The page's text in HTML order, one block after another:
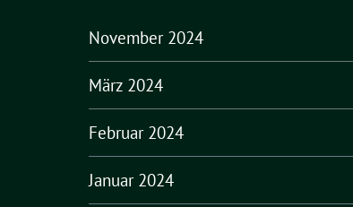
November 2024
März 2024
Februar 2024
Januar 2024